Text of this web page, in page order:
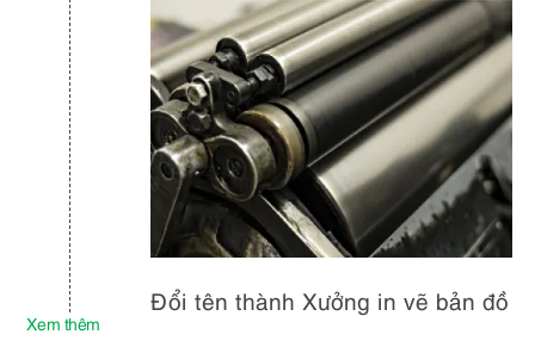
Đổi tên thành Xưởng in vẽ bản đồ
Xem thêm